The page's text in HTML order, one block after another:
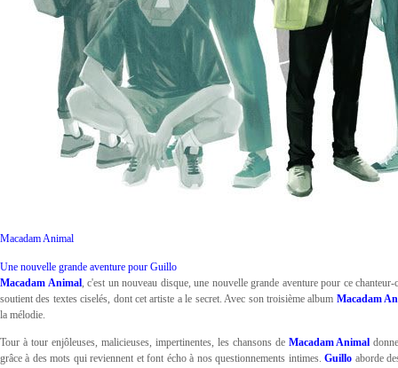
Macadam Animal
Une nouvelle grande aventure pour Guillo
Macadam Animal, c'est un nouveau disque, une nouvelle grande aventure pour ce
soutient des textes ciselés, dont cet artiste a le secret. Avec son troisième album Macadam
la mélodie.
Tour à tour enjôleuses, malicieuses, impertinentes, les chansons de Macadam Animal
grâce à des mots qui reviennent et font écho à nos questionnements intimes.Guillo aborde